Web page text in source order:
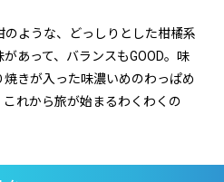
ような、どっしりとした柑橘系
あって、バランスもGOOD。味
きが入った味濃いめのわっぱめ
れから旅が始まるわくわくの